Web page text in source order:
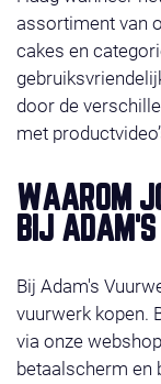
assortiment van
cakes en
door de
met
WAAROM
BIJ ADAM'S
Bij Adam's
vuurwerk kopen.
via onze
betaalscherm en